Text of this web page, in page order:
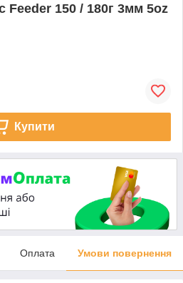
Feeder 150 / 180г 3мм 5oz
Купити
Оплата Умови повернення